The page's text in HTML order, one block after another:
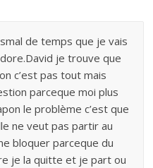
de temps que je vais
je trouve que
c’est pas tout mais
parceque moi plus
le problème c’est que
ne veut pas partir au
bloquer parceque du
je la quitte et je part ou